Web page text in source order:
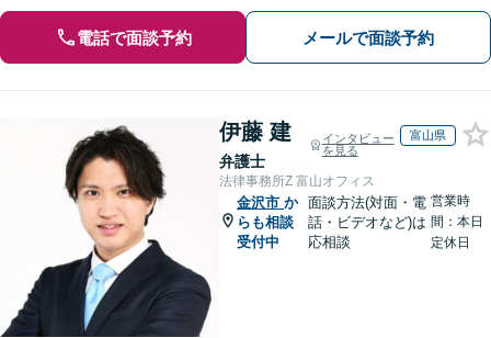
電話で面談予約 メールで面談予約
伊藤 建
弁護士
インタビュー
を見る
富山県
法律事務所Z 富山オフィス
金沢市 か
らも相談
受付中
面談方法(対面・電
話・ビデオなど)は
応相談
営業時
間：本日
定休日